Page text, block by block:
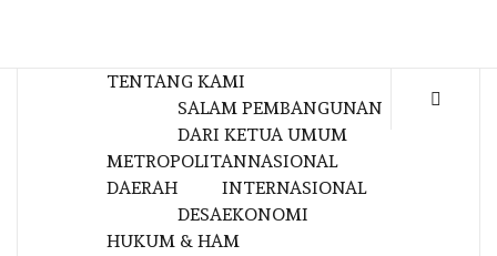
TENTANG KAMI
SALAM PEMBANGUNAN
DARI KETUA UMUM
METROPOLITANNASIONAL
DAERAH
DESA
INTERNASIONAL
EKONOMI
HUKUM & HAM